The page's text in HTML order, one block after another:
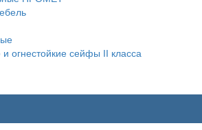
и огнестойкие сейфы II класса